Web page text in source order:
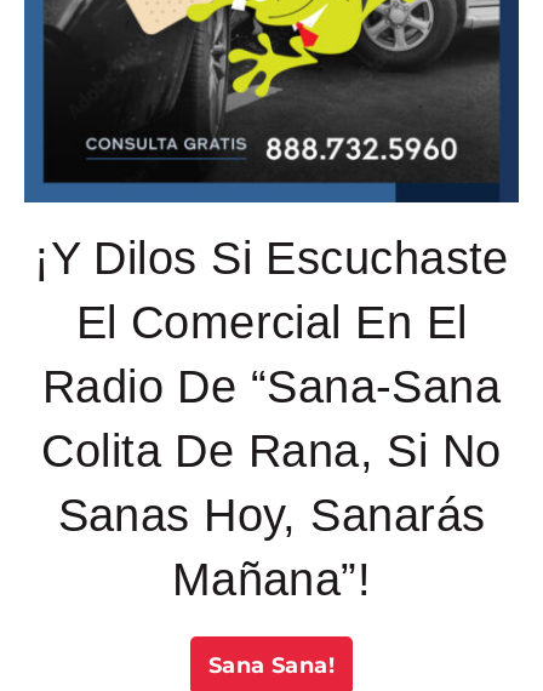
¡Y Dilos Si Escuchaste
El Comercial En El
Radio De “Sana-Sana
Colita De Rana, Si No
Sanas Hoy, Sanarás
Mañana”!
Sana Sana!